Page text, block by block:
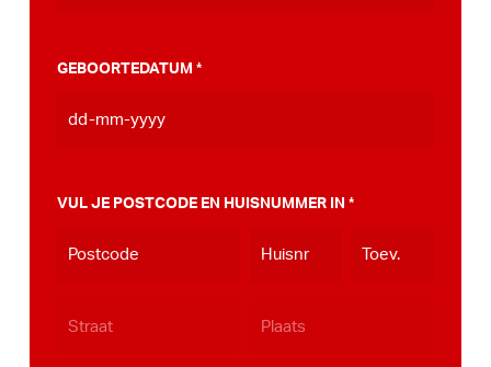
GEBOORTEDATUM *
MM
JJJJ
VUL JE POSTCODE EN HUISNUMMER IN *